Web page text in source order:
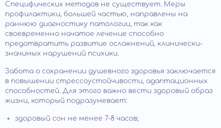
Специфических методов не существует. Меры
профилактики, большей частью, направлены на
раннюю диагностику патологии, так как
своевременно начатое лечение способно
предотвратить развитие осложнений, клинически-
значимых нарушений психики.
Забота о сохранении душевного здоровья заключается
в повышении стрессоустойчивости, адаптационных
способностей. Для этого важно вести здоровый образ
жизни, который подразумевает:
здоровый сон не менее 7-8 часов;